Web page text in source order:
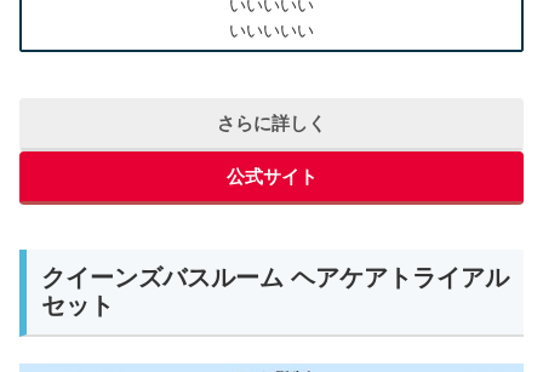
いいいいい
いいいいい
さらに詳しく
公式サイト
クイーンズバスルーム ヘアケアトライアル
セット